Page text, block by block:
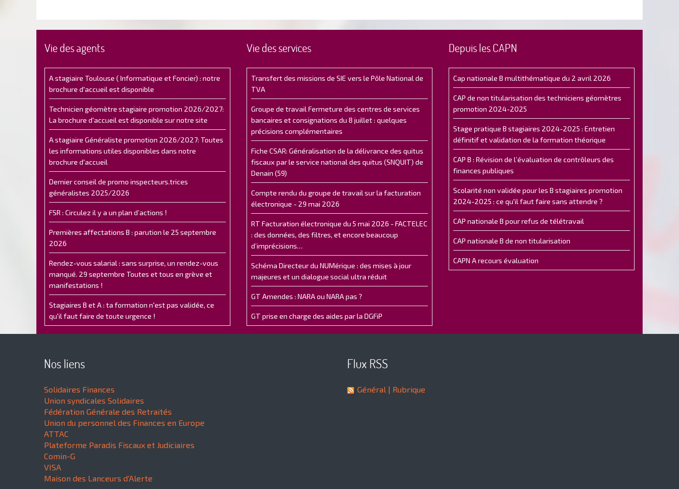
Vie des agents
A stagiaire Toulouse ( Informatique et Foncier) : notre
brochure d'accueil est disponible
Technicien géomètre stagiaire promotion 2026/2027:
La brochure d'accueil est disponible sur notre site
A stagiaire Généraliste promotion 2026/2027: Toutes
les informations utiles disponibles dans notre
brochure d'accueil
Dernier conseil de promo inspecteurs.trices
généralistes 2025/2026
FSR : Circulez il y a un plan d’actions !
Premières affectations B : parution le 25 septembre
2026
Rendez-vous salarial : sans surprise, un rendez-vous
manqué. 29 septembre Toutes et tous en grève et
manifestations !
Stagiaires B et A : ta formation n'est pas validée, ce
qu'il faut faire de toute urgence !
Vie des services
Transfert des missions de SIE vers le Pôle National de
TVA
Groupe de travail Fermeture des centres de services
bancaires et consignations du 8 juillet : quelques
précisions complémentaires
Fiche CSAR: Généralisation de la délivrance des quitus
fiscaux par le service national des quitus (SNQUIT) de
Denain (59)
Compte rendu du groupe de travail sur la facturation
électronique - 29 mai 2026
RT Facturation électronique du 5 mai 2026 - FACTELEC
: des données, des filtres, et encore beaucoup
d’imprécisions…
Schéma Directeur du NUMérique : des mises à jour
majeures et un dialogue social ultra réduit
GT Amendes : NARA ou NARA pas ?
GT prise en charge des aides par la DGFiP
Depuis les CAPN
Cap nationale B multithématique du 2 avril 2026
CAP de non titularisation des techniciens géomètres
promotion 2024-2025
Stage pratique B stagiaires 2024-2025 : Entretien
définitif et validation de la formation théorique
CAP B : Révision de l’évaluation de contrôleurs des
finances publiques
Scolarité non validée pour les B stagiaires promotion
2024-2025 : ce qu'il faut faire sans attendre ?
CAP nationale B pour refus de télétravail
CAP nationale B de non titularisation
CAPN A recours évaluation
Nos liens
Solidaires Finances
Union syndicales Solidaires
Fédération Générale des Retraités
Union du personnel des Finances en Europe
ATTAC
Plateforme Paradis Fiscaux et Judiciaires
Comin-G
VISA
Maison des Lanceurs d'Alerte
Flux RSS
Général | Rubrique